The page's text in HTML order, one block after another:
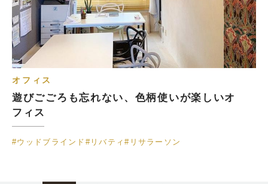
オフィス
遊びごごろも忘れない、色柄使いが楽しいオ
フィス
#ウッドブラインド #リバティ#リサラーソン